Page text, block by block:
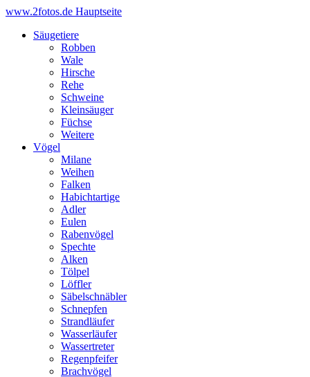
www.2fotos.de Hauptseite
Säugetiere
Robben
Wale
Hirsche
Rehe
Schweine
Kleinsäuger
Füchse
Weitere
Vögel
Milane
Weihen
Falken
Habichtartige
Adler
Eulen
Rabenvögel
Spechte
Alken
Tölpel
Löffler
Säbelschnäbler
Schnepfen
Strandläufer
Wasserläufer
Wassertreter
Regenpfeifer
Brachvögel